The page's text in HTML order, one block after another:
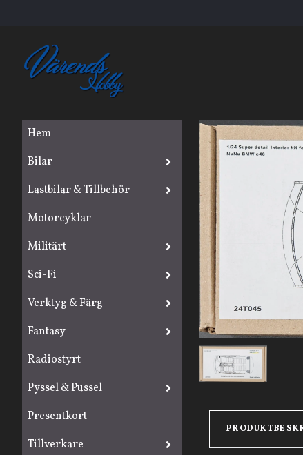
Hem
Bilar
Lastbilar & Tillbehör
Motorcyklar
Militärt
Sci-Fi
Verktyg & Färg
Fantasy
Radiostyrt
Pyssel & Pussel
Presentkort
Tillverkare